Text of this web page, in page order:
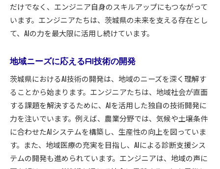
だけでなく、エンジニア自身のスキルアップにもつながって
います。エンジニアたちは、茨城県の未来を支える存在とし
て、AIの力を最大限に活用し続けています。
地域ニーズに応えるAI技術の開発
茨城県におけるAI技術の開発は、地域のニーズを深く理解す
ることから始まります。エンジニアたちは、地域社会が直面
する課題を解決するために、AIを活用した独自の技術開発に
力を注いでいます。例えば、農業分野では、気候や土壌条件
に合わせたAIシステムを構築し、生産性の向上を図っていま
す。また、地域医療の充実を目指し、AIによる診断支援シス
テムの開発も進められています。エンジニアは、地域の声に